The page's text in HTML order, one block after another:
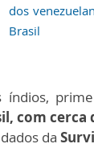
dos
Brasil
índios,
com cerca
da